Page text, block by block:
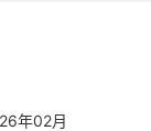
年02月